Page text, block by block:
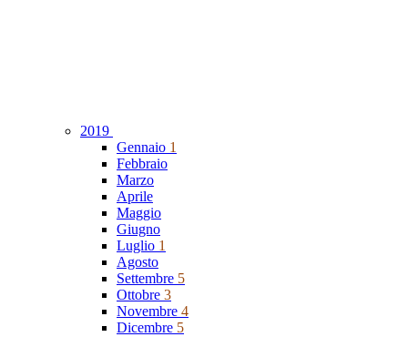
2019
Gennaio 1
Febbraio
Marzo
Aprile
Maggio
Giugno
Luglio 1
Agosto
Settembre 5
Ottobre 3
Novembre 4
Dicembre 5